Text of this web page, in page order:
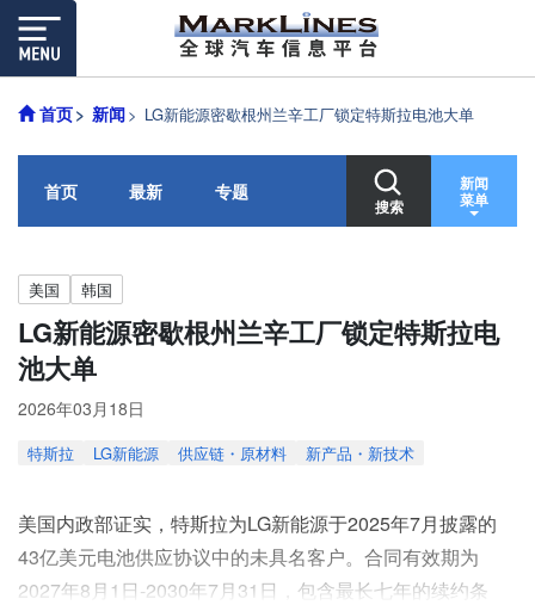
首页 新闻 LG新能源密歇根州兰辛工厂锁定特斯拉电池大单
首页 最新 专题
搜索
新闻
菜单
美国 韩国
LG新能源密歇根州兰辛工厂锁定特斯拉电
池大单
2026年03月18日
特斯拉 LG新能源 供应链・原材料 新产品・新技术
美国内政部证实，特斯拉为LG新能源于2025年7月披露的
43亿美元电池供应协议中的未具名客户。合同有效期为
2027年8月1日-2030年7月31日，包含最长七年的续约条